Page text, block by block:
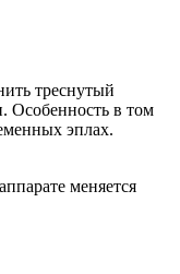
треснутый
Особенность в том
эплах.
меняется